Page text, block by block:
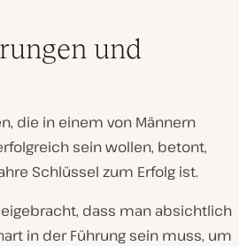
und
die in einem von Männern
sein wollen, betont,
Schlüssel zum Erfolg ist.
dass man absichtlich
in der Führung sein muss, um